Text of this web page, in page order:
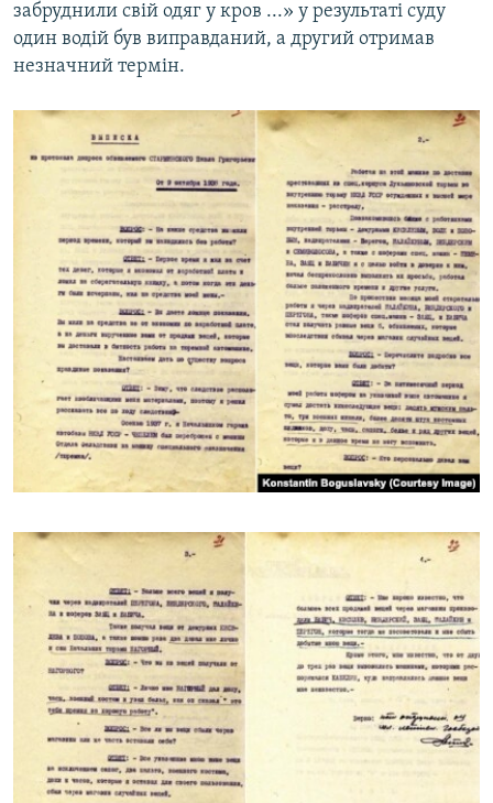
забруднили свій одяг у кров ...» у результаті суду
один водій був виправданий, а другий отримав
незначний термін.